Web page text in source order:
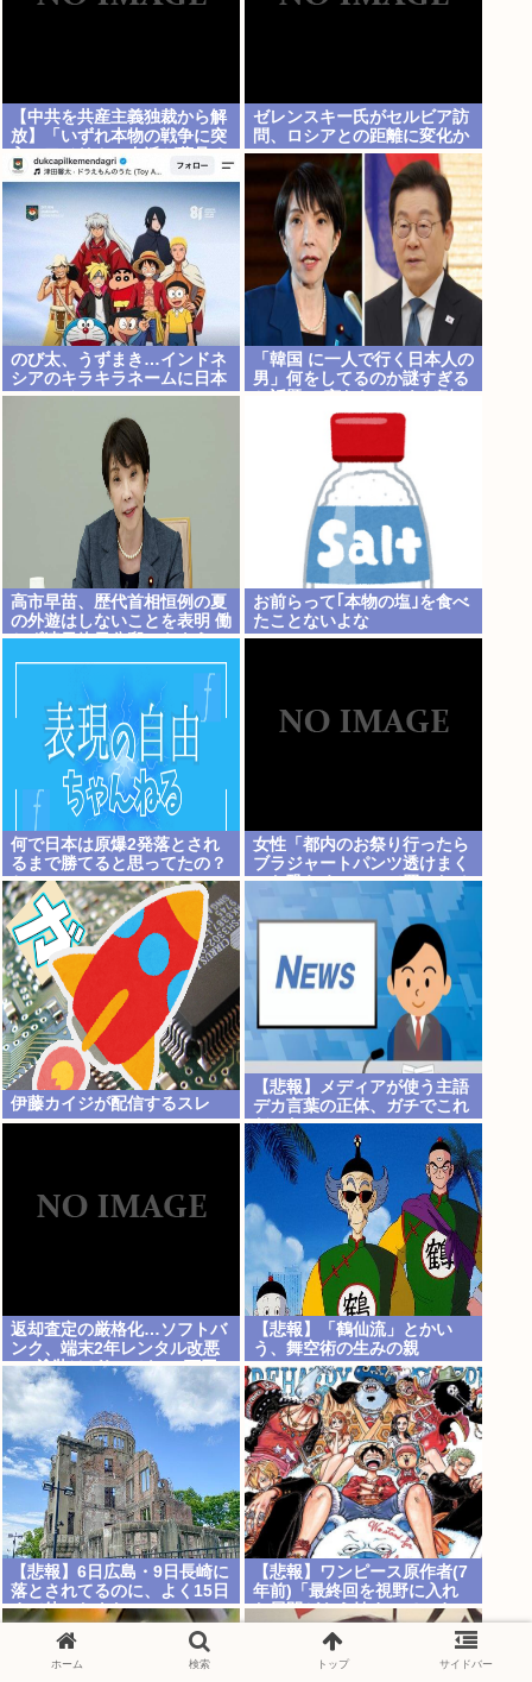
【中共を共産主義独裁から解
放】「いずれ本物の戦争に突
入」アメリカの右派が夢見る
〈露骨に交戦的〉なシナリオ
ゼレンスキー氏がセルビア訪
問、ロシアとの距離に変化か
のび太、うずまき…インドネ
シアのキラキラネームに日本
のアニメ
「韓国 に一人で行く日本人の
男」何をしてるのか謎すぎる
にそうだよな…
高市早苗、歴代首相恒例の夏
の外遊はしないことを表明 働
かず連日終日公邸のもよう
お前らって｢本物の塩｣を食べ
たことないよな
何で日本は原爆2発落とされ
るまで勝てると思ってたの？‎
✈
女性「都内のお祭り行ったら
ブラジャートパンツ透けまく
った恐らくSHEINで買ったペ
ラペラの浴衣着てる女の子が
いる」
伊藤カイジが配信するスレ
【悲報】メディアが使う主語
デカ言葉の正体、ガチでこれ
だったwww
返却査定の厳格化…ソフトバ
ンク、端末2年レンタル改悪
へ“塗装はがれ”でも2.2万円
負担…上限も倍額に 保証加
入なら免除 [8/9]
【悲報】「鶴仙流」とかい
う、舞空術の生みの親
【悲報】6日広島・9日長崎に
落とされてるのに、よく15日
まで待ったよな
【悲報】ワンピース原作者(7
年前)「最終回を視野に入れ
た展開がもう始まっていま
ホーム 検索 トップ サイドバー